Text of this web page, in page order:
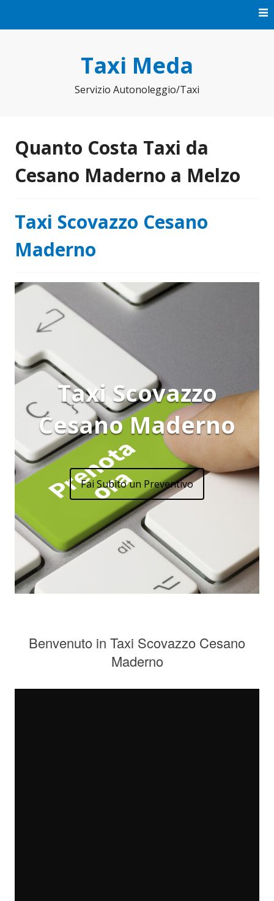
Taxi Meda
Servizio Autonoleggio/Taxi
Quanto Costa Taxi da
Cesano Maderno a Melzo
Taxi Scovazzo Cesano
Maderno
Taxi Scovazzo
Cesano Maderno
Fai Subito un Preventivo
Benvenuto in Taxi Scovazzo Cesano
Maderno